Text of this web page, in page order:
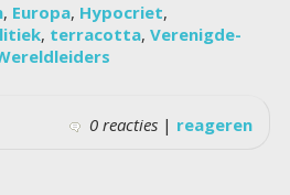
, Europa, Hypocriet,
, terracotta, Verenigde-
0 reacties | reageren